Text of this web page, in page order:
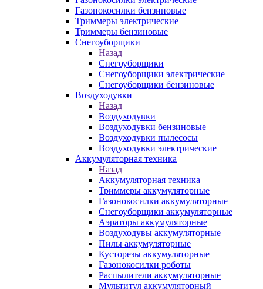
Газонокосилки бензиновые
Триммеры электрические
Триммеры бензиновые
Снегоуборщики
Назад
Снегоуборщики
Снегоуборщики электрические
Снегоуборщики бензиновые
Воздуходувки
Назад
Воздуходувки
Воздуходувки бензиновые
Воздуходувки пылесосы
Воздуходувки электрические
Аккумуляторная техника
Назад
Аккумуляторная техника
Триммеры аккумуляторные
Газонокосилки аккумуляторные
Снегоуборщики аккумуляторные
Аэраторы аккумуляторные
Воздуходувы аккумуляторные
Пилы аккумуляторные
Кусторезы аккумуляторные
Газонокосилки роботы
Распылители аккумуляторные
Мультитул аккумуляторный